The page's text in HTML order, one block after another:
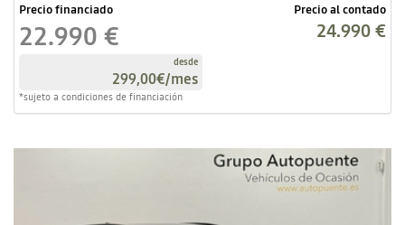
Precio financiado
22.990 €
desde
299,00€/mes
*sujeto a condiciones de financiación
Precio al contado
24.990 €